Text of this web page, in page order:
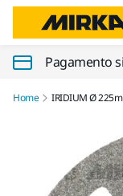
Pagamento
Home IRIDIUM Ø